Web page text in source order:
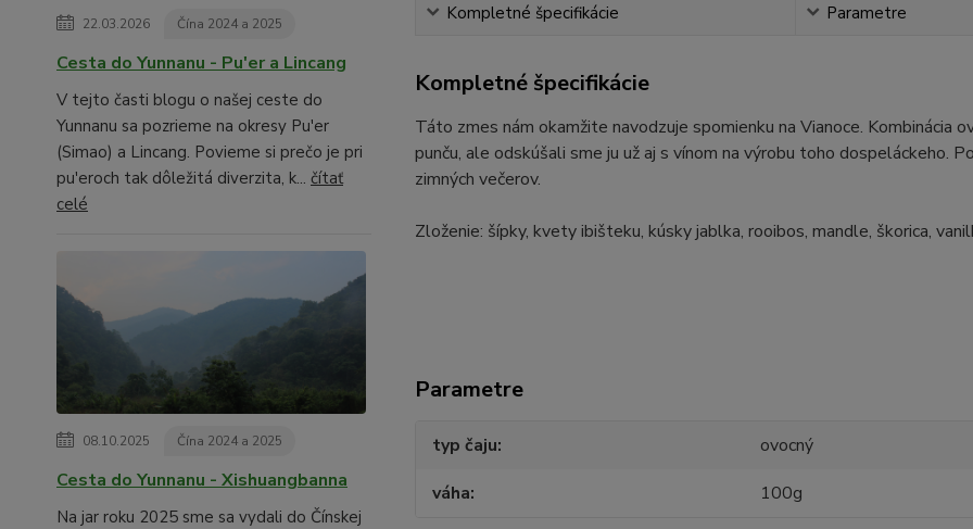
22.03.2026 Čína 2024 a 2025
Cesta do Yunnanu - Pu'er a Lincang
V tejto časti blogu o našej ceste do
Yunnanu sa pozrieme na okresy Pu'er
(Simao) a Lincang. Povieme si prečo je pri
pu'eroch tak dôležitá diverzita, k... čítať
celé
08.10.2025 Čína 2024 a 2025
Cesta do Yunnanu - Xishuangbanna
Na jar roku 2025 sme sa vydali do Čínskej
Kompletné špecifikácie Parametre
Kompletné špecifikácie
Táto zmes nám okamžite navodzuje spomienku na Vianoce. Kombinácia
punču, ale odskúšali sme ju už aj s vínom na výrobu toho dospeláckeho.
zimných večerov.
Zloženie: šípky, kvety ibišteku, kúsky jablka, rooibos, mandle, škorica,
Parametre
typ čaju
ovocný
váha
100g